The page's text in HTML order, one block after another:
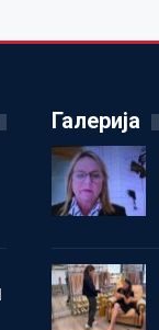
Галерија